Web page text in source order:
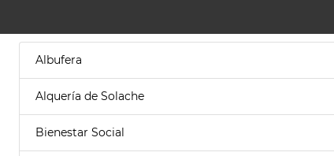
Albufera
Alquería de Solache
Bienestar Social